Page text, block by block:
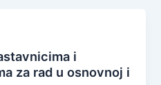
i
za rad u osnovnoj i